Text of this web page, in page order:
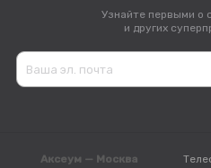
Узнайте первыми о
и других
Аксеум — Москва